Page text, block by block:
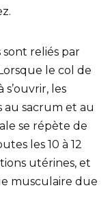
sont reliés par
le col de
s’ouvrir, les
au sacrum et au
se répète de
les 10 à 12
utérines, et
musculaire due